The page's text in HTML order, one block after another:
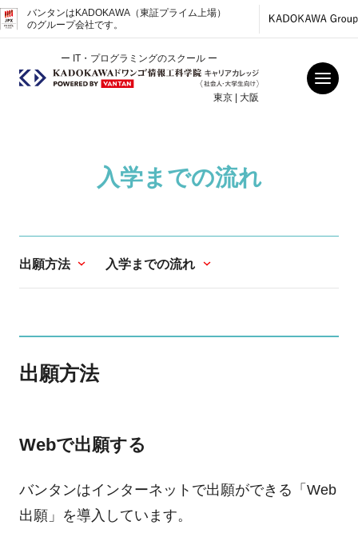
バンタンはKADOKAWA（東証プライム上場）
のグループ会社です。
ー IT・プログラミングのスクール ー
東京 | 大阪
入学までの流れ
出願方法 入学までの流れ
出願方法
Webで出願する
バンタンはインターネットで出願ができる「Web
出願」を導入しています。